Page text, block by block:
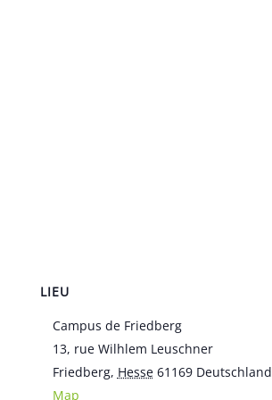
LIEU
Campus de Friedberg
13, rue Wilhlem Leuschner
Friedberg, Hesse 61169 Deutschland
Map